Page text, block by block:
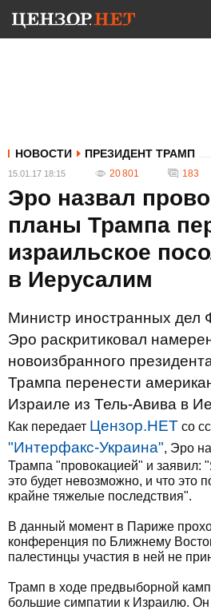
НОВОСТИ ПРЕЗИДЕНТ ТРАМП
15.01.17 18:15 20 801 183
Эро назвал
планы Трампа
израильское
в Иерусалим
Министр иностранных
Эро раскритиковал
новоизбранного
Трампа перенести
Израиле из Тель-Авива в
Как передает Цензор.НЕТ со
"Интерфакс-Украина", Эро
Трампа "провокацией" и заявил:
это будет невозможно, и что это
крайне тяжелые последствия".
В данный момент в Париже
конференция по Ближнему
палестинцы участия в ней не
Трамп в ходе предвыборной
большие симпатии к Израилю.